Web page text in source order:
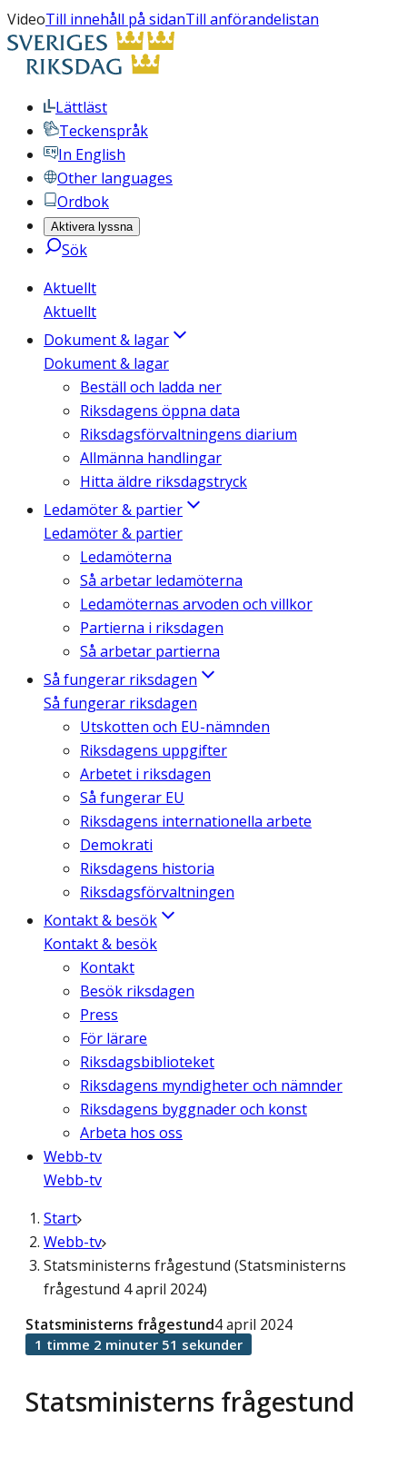
VideoTill innehåll på sidanTill anförandelistan
Lättläst
Teckenspråk
In English
Other languages
Ordbok
Aktivera lyssna
Sök
Aktuellt
Aktuellt
Dokument & lagar
Dokument & lagar
Beställ och ladda ner
Riksdagens öppna data
Riksdagsförvaltningens diarium
Allmänna handlingar
Hitta äldre riksdagstryck
Ledamöter & partier
Ledamöter & partier
Ledamöterna
Så arbetar ledamöterna
Ledamöternas arvoden och villkor
Partierna i riksdagen
Så arbetar partierna
Så fungerar riksdagen
Så fungerar riksdagen
Utskotten och EU-nämnden
Riksdagens uppgifter
Arbetet i riksdagen
Så fungerar EU
Riksdagens internationella arbete
Demokrati
Riksdagens historia
Riksdagsförvaltningen
Kontakt & besök
Kontakt & besök
Kontakt
Besök riksdagen
Press
För lärare
Riksdagsbiblioteket
Riksdagens myndigheter och nämnder
Riksdagens byggnader och konst
Arbeta hos oss
Webb-tv
Webb-tv
Start
Webb-tv
Statsministerns frågestund (Statsministerns
frågestund 4 april 2024)
Statsministerns frågestund
Statsministerns frågestund4 april 2024
1 timme 2 minuter 51 sekunder